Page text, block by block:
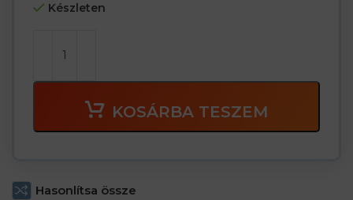
Készleten
KOSÁRBA TESZEM
Hasonlítsa össze